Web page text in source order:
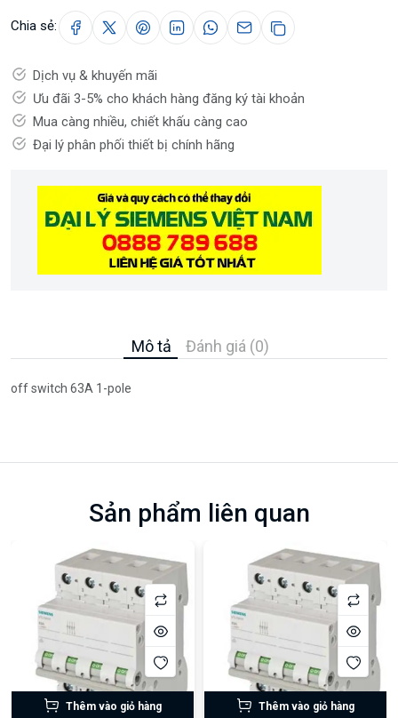
Chia sẻ:
Dịch vụ & khuyến mãi
Ưu đãi 3-5% cho khách hàng đăng ký tài khoản
Mua càng nhiều, chiết khấu càng cao
Đại lý phân phối thiết bị chính hãng
Mô tả Đánh giá (0)
off switch 63A 1-pole
Sản phẩm liên quan
Thêm vào giỏ hàng Thêm vào giỏ hàng